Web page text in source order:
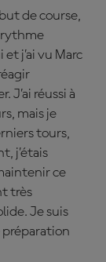
de course,
rythme
j’ai vu Marc
J’ai réussi à
mais je
tours,
j’étais
ce
très
Je suis
préparation